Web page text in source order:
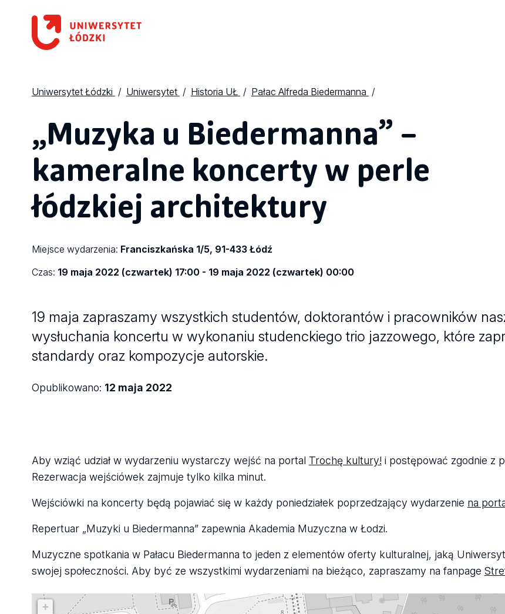
Uniwersytet Łódzki Uniwersytet Historia UŁ Pałac Alfreda Biedermanna
„Muzyka u Biedermanna” –
kameralne koncerty w perle
łódzkiej architektury
Miejsce wydarzenia: Franciszkańska 1/5, 91-433 Łódź
Czas: 19 maja 2022 (czwartek) 17:00 - 19 maja 2022 (czwartek) 00:00
19 maja zapraszamy wszystkich studentów, doktorantów i pracowników
wysłuchania koncertu w wykonaniu studenckiego trio jazzowego, które
standardy oraz kompozycje autorskie.
Opublikowano: 12 maja 2022
Aby wziąć udział w wydarzeniu wystarczy wejść na portal Trochę kultury! i postępować zgodnie z
Rezerwacja wejściówek zajmuje tylko kilka minut.
Wejściówki na koncerty będą pojawiać się w każdy poniedziałek poprzedzający wydarzenie na
Repertuar „Muzyki u Biedermanna” zapewnia Akademia Muzyczna w Łodzi.
Muzyczne spotkania w Pałacu Biedermanna to jeden z elementów oferty kulturalnej, jaką
swojej społeczności. Aby być ze wszystkimi wydarzeniami na bieżąco, zapraszamy na fanpage
+